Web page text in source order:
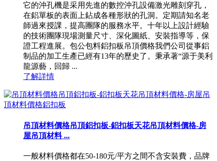
它的沖孔機是采用先進的數控沖孔設備激光雕刻穿孔，
在鋁單板的表面上鉆成各種形狀的孔洞。定期請知名老
師過來授課，提高團隊的服務水平。十年以上設計經驗
的技術團隊現場測量尺寸、深化圖紙、安裝指導等，保
證工程進展。包公包料鋁扣板吊頂價格我們公司從事鋁
制品的加工生產已經有13年的歷史了。秉承著“源于美利
龍源藝，回歸 ...
了解詳情
吊頂材料價格吊頂鋁扣板-鋁扣板天花吊頂材料價格-房
屋吊頂材料 ...
一般材料價格都在50-180元/平方之間不含安裝費，品牌